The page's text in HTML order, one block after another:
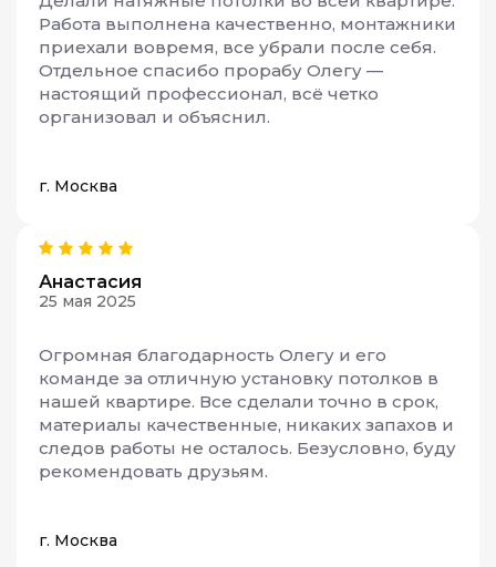
Работа выполнена качественно, монтажники
приехали вовремя, все убрали после себя.
Отдельное спасибо прорабу Олегу —
настоящий профессионал, всё четко
организовал и объяснил.
г. Москва
Анастасия
25 мая 2025
Огромная благодарность Олегу и его
команде за отличную установку потолков в
нашей квартире. Все сделали точно в срок,
материалы качественные, никаких запахов и
следов работы не осталось. Безусловно, буду
рекомендовать друзьям.
г. Москва